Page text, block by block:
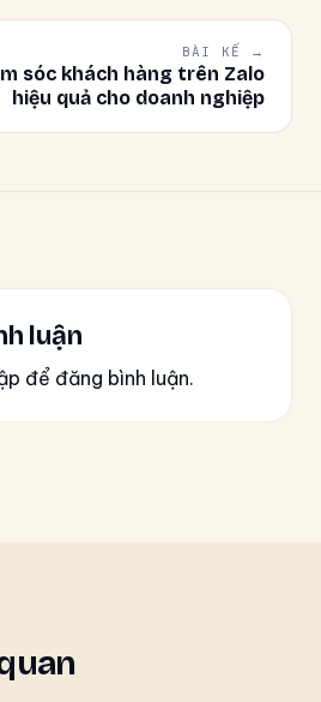
BÀI KẾ →
sóc khách hàng trên Zalo
hiệu quả cho doanh nghiệp
luận
để đăng bình luận.